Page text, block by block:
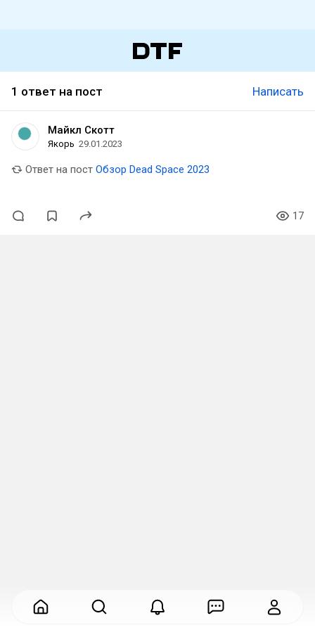
1 ответ на пост Написать
Майкл Скотт
Якорь 29.01.2023
Ответ на пост Обзор Dead Space 2023
17